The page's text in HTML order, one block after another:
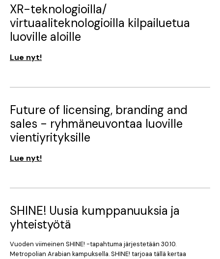
XR-teknologioilla/
virtuaaliteknologioilla kilpailuetua
luoville aloille
Lue nyt!
Future of licensing, branding and
sales - ryhmäneuvontaa luoville
vientiyrityksille
Lue nyt!
SHINE! Uusia kumppanuuksia ja
yhteistyötä
Vuoden viimeinen SHINE! -tapahtuma järjestetään 30.10.
Metropolian Arabian kampuksella. SHINE! tarjoaa tällä kertaa